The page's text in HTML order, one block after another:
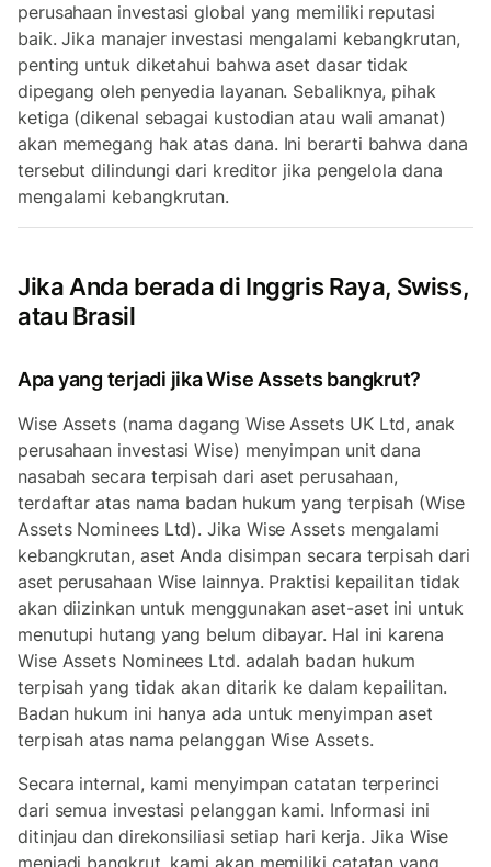
perusahaan investasi global yang memiliki reputasi
baik. Jika manajer investasi mengalami kebangkrutan,
penting untuk diketahui bahwa aset dasar tidak
dipegang oleh penyedia layanan. Sebaliknya, pihak
ketiga (dikenal sebagai kustodian atau wali amanat)
akan memegang hak atas dana. Ini berarti bahwa dana
tersebut dilindungi dari kreditor jika pengelola dana
mengalami kebangkrutan.
Jika Anda berada di Inggris Raya, Swiss,
atau Brasil
Apa yang terjadi jika Wise Assets bangkrut?
Wise Assets (nama dagang Wise Assets UK Ltd, anak
perusahaan investasi Wise) menyimpan unit dana
nasabah secara terpisah dari aset perusahaan,
terdaftar atas nama badan hukum yang terpisah (Wise
Assets Nominees Ltd). Jika Wise Assets mengalami
kebangkrutan, aset Anda disimpan secara terpisah dari
aset perusahaan Wise lainnya. Praktisi kepailitan tidak
akan diizinkan untuk menggunakan aset-aset ini untuk
menutupi hutang yang belum dibayar. Hal ini karena
Wise Assets Nominees Ltd. adalah badan hukum
terpisah yang tidak akan ditarik ke dalam kepailitan.
Badan hukum ini hanya ada untuk menyimpan aset
terpisah atas nama pelanggan Wise Assets.
Secara internal, kami menyimpan catatan terperinci
dari semua investasi pelanggan kami. Informasi ini
ditinjau dan direkonsiliasi setiap hari kerja. Jika Wise
menjadi bangkrut, kami akan memiliki catatan yang